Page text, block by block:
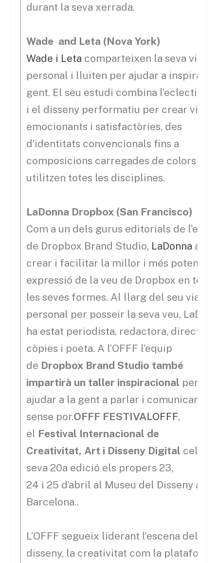
durant la seva xerrada.
Wade and Leta (Nova York)
Wade i Leta comparteixen la seva vida
personal i lluiten per ajudar a inspirar la
gent. El seu estudi combina
i el disseny performatiu per crear
emocionants i satisfactòries, des
d’identitats convencionals fins a
composicions carregades de colors que
utilitzen totes les disciplines.
LaDonna Dropbox (San Francisco)
Com a un dels gurus editorials de
de Dropbox Brand Studio, LaDonna
crear i facilitar la millor i més potent
expressió de la veu de Dropbox en totes
les seves formes. Al llarg del seu viatge
personal per posseir la seva veu,
ha estat periodista, redactora, directora
còpies i poeta. A l’OFFF l’equip
de Dropbox Brand Studio també
impartirà un taller inspiracional per
ajudar a la gent a parlar i comunicar-se
sense por.OFFF FESTIVALOFFF,
el Festival Internacional de
Creativitat, Art i Disseny Digital
seva 20a edició els propers 23,
24 i 25 d’abril al Museu del Disseny a
Barcelona..
L’OFFF segueix liderant l’escena del
disseny, la creativitat com la plataforma